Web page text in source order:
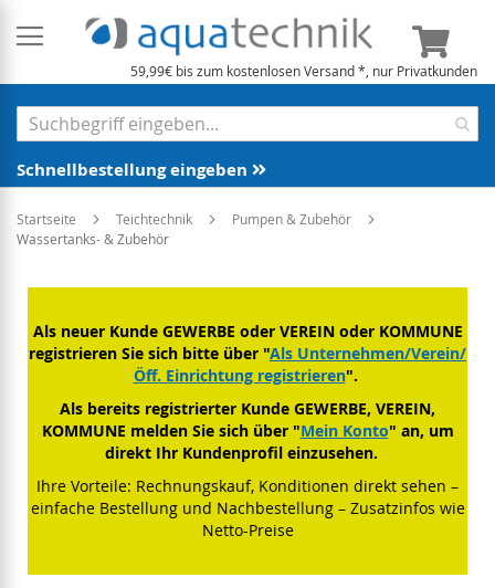
59,99€ bis zum kostenlosen Versand *, nur Privatkunden
Mein
Schnellbestellung eingeben
Startseite Teichtechnik
Pumpen & Zubehör
Wassertanks- & Zubehör
Als neuer Kunde GEWERBE oder VEREIN oder KOMMUNE
registrieren Sie sich bitte über "Als Unternehmen/Verein/
Öff. Einrichtung registrieren".
Als bereits registrierter Kunde GEWERBE, VEREIN,
KOMMUNE melden Sie sich über "Mein Konto" an, um
direkt Ihr Kundenprofil einzusehen.
Ihre Vorteile: Rechnungskauf, Konditionen direkt sehen –
einfache Bestellung und Nachbestellung – Zusatzinfos wie
Netto-Preise